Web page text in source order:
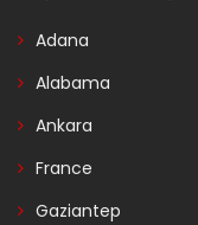
Adana
Alabama
Ankara
France
Gaziantep